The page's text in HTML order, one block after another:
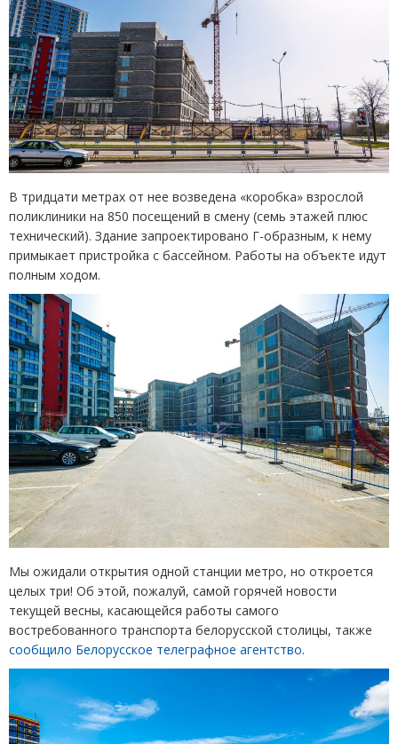
В тридцати метрах от нее возведена «коробка» взрослой
поликлиники на 850 посещений в смену (семь этажей плюс
технический). Здание запроектировано Г-образным, к нему
примыкает пристройка с бассейном. Работы на объекте идут
полным ходом.
Мы ожидали открытия одной станции метро, но откроется
целых три! Об этой, пожалуй, самой горячей новости
текущей весны, касающейся работы самого
востребованного транспорта белорусской столицы, также
сообщило Белорусское телеграфное агентство.